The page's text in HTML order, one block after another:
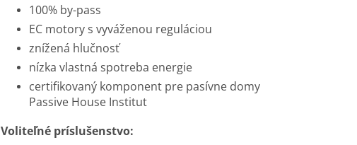
100% by-pass
EC motory s vyváženou reguláciou
znížená hlučnosť
nízka vlastná spotreba energie
certifikovaný komponent pre pasívne domy
Passive House Institut
Voliteľné príslušenstvo: